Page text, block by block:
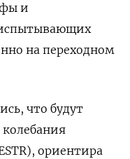
и
на переходном
что будут
ориентира